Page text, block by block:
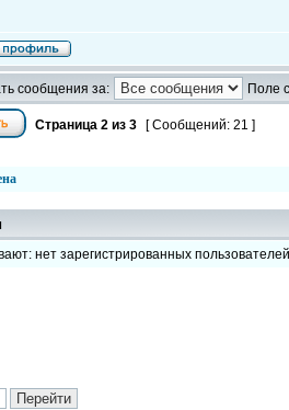
сообщения за: Поле
Страница 2 из 3 [ Сообщений: 21 ]
нет зарегистрированных пользователей